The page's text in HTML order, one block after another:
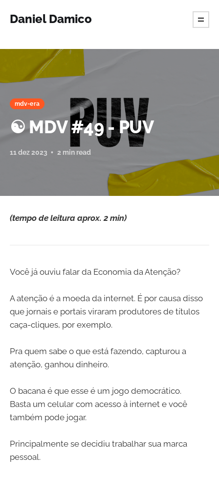
Daniel Damico
mdv-era
☯️ MDV #49 - PUV
11 dez 2023 2 min read
(tempo de leitura aprox. 2 min)
Você já ouviu falar da Economia da Atenção?
A atenção é a moeda da internet. É por causa disso
que jornais e portais viraram produtores de títulos
caça-cliques, por exemplo.
Pra quem sabe o que está fazendo, capturou a
atenção, ganhou dinheiro.
O bacana é que esse é um jogo democrático.
Basta um celular com acesso à internet e você
também pode jogar.
Principalmente se decidiu trabalhar sua marca
pessoal.